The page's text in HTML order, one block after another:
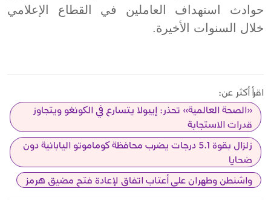
حوادث استهداف العاملين في القطاع الإعلامي
خلال السنوات الأخيرة.
اقرأ أكثر عن:
«الصحة العالمية» تحذر: إيبولا يتسارع في الكونغو ويتجاوز
قدرات الاستجابة
زلزال بقوة 5.1 درجات يضرب محافظة كوماموتو اليابانية دون
ضحايا
واشنطن وطهران على أعتاب اتفاق لإعادة فتح مضيق هرمز